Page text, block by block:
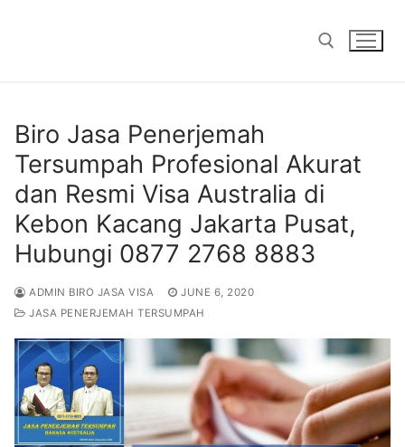
Biro Jasa Penerjemah
Tersumpah Profesional Akurat
dan Resmi Visa Australia di
Kebon Kacang Jakarta Pusat,
Hubungi 0877 2768 8883
ADMIN BIRO JASA VISA
JUNE 6, 2020
JASA PENERJEMAH TERSUMPAH